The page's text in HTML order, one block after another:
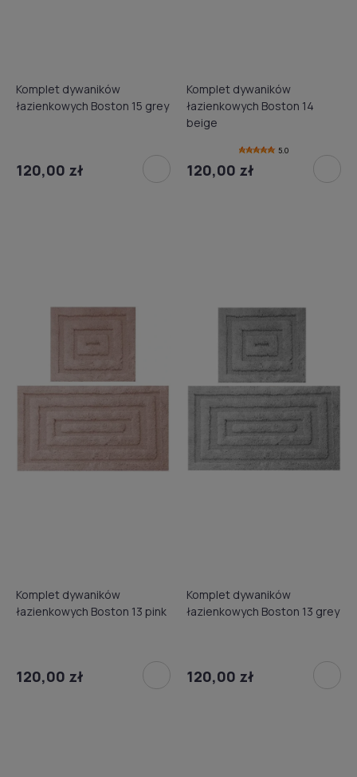
Komplet dywaników
łazienkowych Boston 15 grey
120,00 zł
Komplet dywaników
łazienkowych Boston 14
beige
5.0
120,00 zł
Komplet dywaników
łazienkowych Boston 13 pink
120,00 zł
Komplet dywaników
łazienkowych Boston 13 grey
120,00 zł